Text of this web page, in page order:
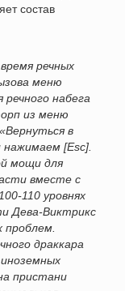
состав
речных
меню
набега
из меню
в
[Esc].
мощи для
вместе с
110 уровнях
Дева-Виктрикс
проблем.
драккара
пристани